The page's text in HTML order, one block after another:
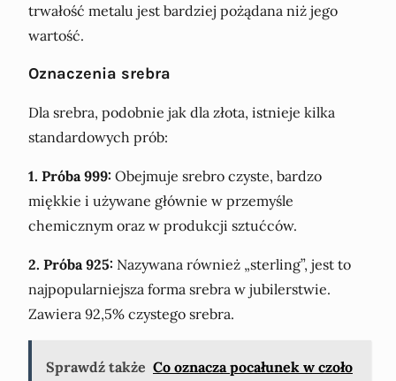
trwałość metalu jest bardziej pożądana niż jego
wartość.
Oznaczenia srebra
Dla srebra, podobnie jak dla złota, istnieje kilka
standardowych prób:
1. Próba 999: Obejmuje srebro czyste, bardzo
miękkie i używane głównie w przemyśle
chemicznym oraz w produkcji sztućców.
2. Próba 925: Nazywana również „sterling”, jest to
najpopularniejsza forma srebra w jubilerstwie.
Zawiera 92,5% czystego srebra.
Sprawdź także Co oznacza pocałunek w czoło